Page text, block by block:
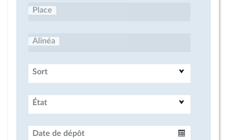
Place
Alinéa
Sort
État
Date de dépôt